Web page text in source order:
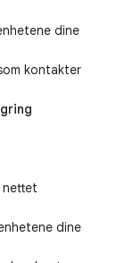
dine
kontakter
nettet
dine